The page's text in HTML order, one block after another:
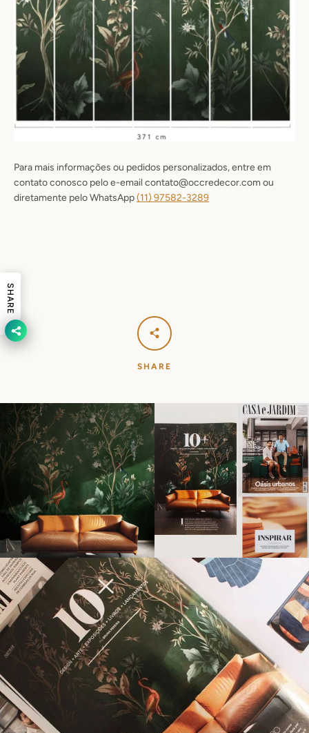
Para mais informações ou pedidos personalizados, entre em
contato conosco pelo e-email contato@occredecor.com ou
diretamente pelo WhatsApp(11) 97582-3289
SHARE
SHARE